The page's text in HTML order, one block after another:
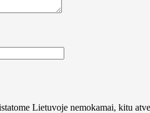
Lietuvoje nemokamai, kitu